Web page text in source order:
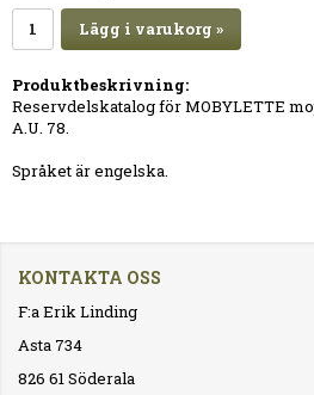
Lägg i varukorg »
Produktbeskrivning:
Reservdelskatalog för MOBYLETTE
A.U. 78.
Språket är engelska.
KONTAKTA OSS
F:a Erik Linding
Asta 734
826 61 Söderala